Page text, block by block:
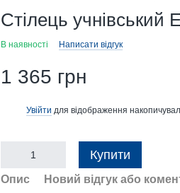
Стілець учнівський
В наявності Написати відгук
1 365 грн
Увійти для відображення
Купити
Опис Новий відгук або